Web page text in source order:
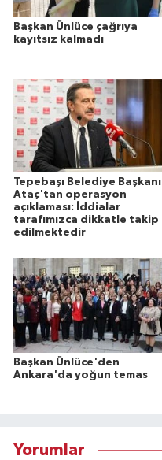
Başkan Ünlüce çağrıya
kayıtsız kalmadı
Tepebaşı Belediye Başkanı
Ataç'tan operasyon
açıklaması: İddialar
tarafımızca dikkatle takip
edilmektedir
Başkan Ünlüce'den
Ankara'da yoğun temas
Yorumlar